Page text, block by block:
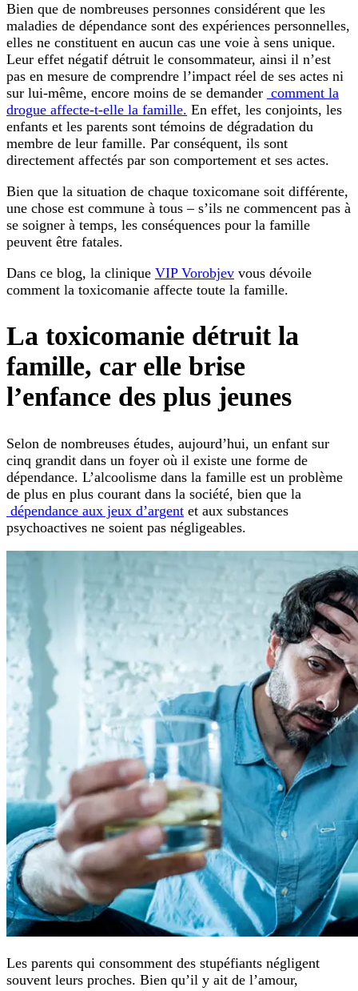
Bien que de nombreuses personnes considérent que les
maladies de dépendance sont des expériences personnelles,
elles ne constituent en aucun cas une voie à sens unique.
Leur effet négatif détruit le consommateur, ainsi il n’est
pas en mesure de comprendre l’impact réel de ses actes ni
sur lui-même, encore moins de se demander comment la
drogue affecte-t-elle la famille. En effet, les conjoints, les
enfants et les parents sont témoins de dégradation du
membre de leur famille. Par conséquent, ils sont
directement affectés par son comportement et ses actes.
Bien que la situation de chaque toxicomane soit différente,
une chose est commune à tous – s’ils ne commencent pas à
se soigner à temps, les conséquences pour la famille
peuvent être fatales.
Dans ce blog, la clinique VIP Vorobjev vous dévoile
comment la toxicomanie affecte toute la famille.
La toxicomanie détruit la
famille, car elle brise
l’enfance des plus jeunes
Selon de nombreuses études, aujourd’hui, un enfant sur
cinq grandit dans un foyer où il existe une forme de
dépendance. L’alcoolisme dans la famille est un problème
de plus en plus courant dans la société, bien que la
dépendance aux jeux d’argent et aux substances
psychoactives ne soient pas négligeables.
Les parents qui consomment des stupéfiants négligent
souvent leurs proches. Bien qu’il y ait de l’amour,